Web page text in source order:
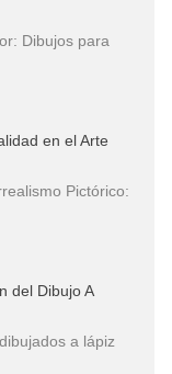
Dibujos para
en el Arte
Pictórico:
del Dibujo A
a lápiz